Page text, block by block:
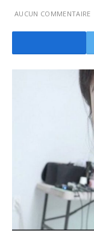
AUCUN COMMENTAIRE